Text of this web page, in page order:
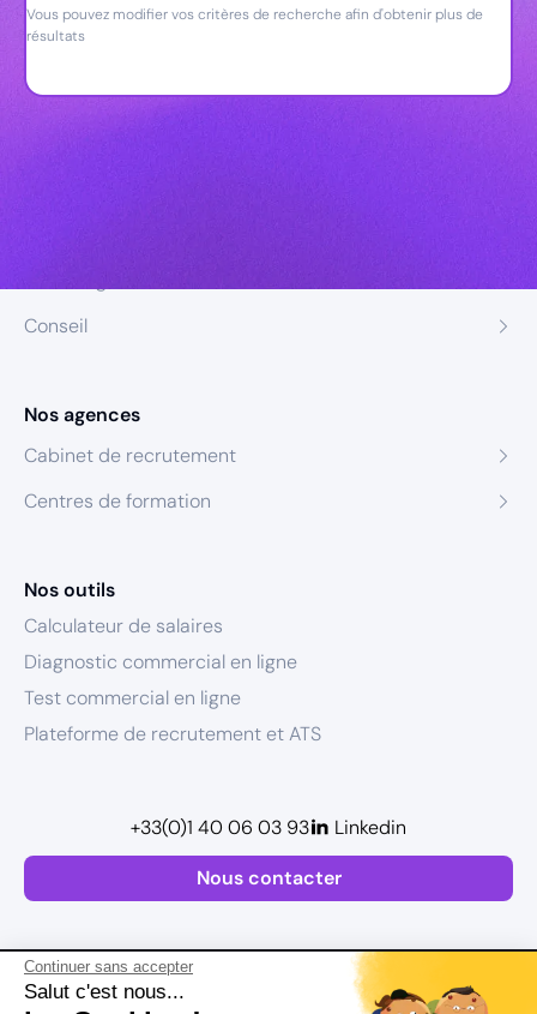
Continuer sans accepter
Salut c'est nous...
Vous pouvez modifier vos critères de recherche afin d'obtenir plus de
résultats
Conseil
Nos agences
Cabinet de recrutement
Centres de formation
Nos outils
Calculateur de salaires
Diagnostic commercial en ligne
Test commercial en ligne
Plateforme de recrutement et ATS
Nous contacter
+33(0)1 40 06 03 93 Linkedin